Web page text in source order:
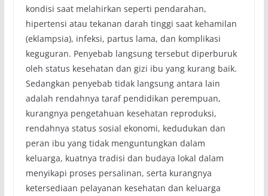
kondisi saat melahirkan seperti pendarahan,
hipertensi atau tekanan darah tinggi saat kehamilan
(eklampsia), infeksi, partus lama, dan komplikasi
keguguran. Penyebab langsung tersebut diperburuk
oleh status kesehatan dan gizi ibu yang kurang baik.
Sedangkan penyebab tidak langsung antara lain
adalah rendahnya taraf pendidikan perempuan,
kurangnya pengetahuan kesehatan reproduksi,
rendahnya status sosial ekonomi, kedudukan dan
peran ibu yang tidak menguntungkan dalam
keluarga, kuatnya tradisi dan budaya lokal dalam
menyikapi proses persalinan, serta kurangnya
ketersediaan pelayanan kesehatan dan keluarga